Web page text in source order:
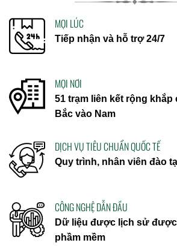
MỌI LÚC
Tiếp nhận và hỗ trợ 24/7
MỌI NƠI
51 trạm liên kết rộng
Bắc vào Nam
DỊCH VỤ TIÊU CHUẨN QUỐC TẾ
Quy trình, nhân viên đào
CÔNG NGHỆ DẪN ĐẦU
Dữ liệu được lịch sử
phầm mềm